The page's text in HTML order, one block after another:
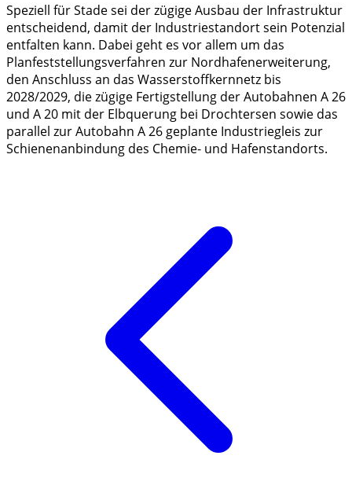
Speziell für Stade sei der zügige Ausbau der Infrastruktur
entscheidend, damit der Industriestandort sein Potenzial
entfalten kann. Dabei geht es vor allem um das
Planfeststellungsverfahren zur Nordhafenerweiterung,
den Anschluss an das Wasserstoffkernnetz bis
2028/2029, die zügige Fertigstellung der Autobahnen A 26
und A 20 mit der Elbquerung bei Drochtersen sowie das
parallel zur Autobahn A 26 geplante Industriegleis zur
Schienenanbindung des Chemie- und Hafenstandorts.